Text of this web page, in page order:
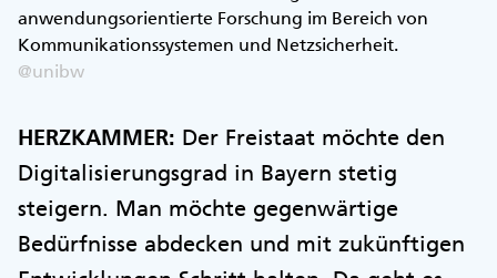
anwendungsorientierte Forschung im Bereich von
Kommunikationssystemen und Netzsicherheit.
@unibw
HERZKAMMER: Der Freistaat möchte den
Digitalisierungsgrad in Bayern stetig
steigern. Man möchte gegenwärtige
Bedürfnisse abdecken und mit zukünftigen